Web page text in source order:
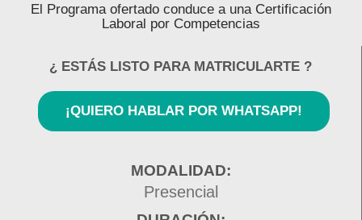
El Programa ofertado conduce a una Certificación
Laboral por Competencias
¿ ESTÁS LISTO PARA MATRICULARTE ?
¡QUIERO HABLAR POR WHATSAPP!
MODALIDAD:
Presencial